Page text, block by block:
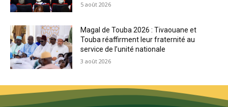
5 août 2026
Magal de Touba 2026 : Tivaouane et
Touba réaffirment leur fraternité au
service de l’unité nationale
3 août 2026